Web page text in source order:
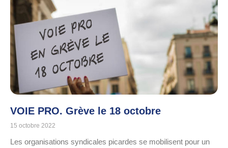
VOIE PRO. Grève le 18 octobre
15 octobre 2022
Les organisations syndicales picardes se mobilisent pour un